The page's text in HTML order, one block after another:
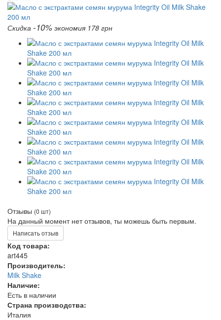
Скидка -10% экономия 178 грн
Отзывы (0 шт)
На данный момент нет отзывов, ты можешь быть первым.
Написать отзыв
Код товара:
art445
Производитель:
Milk Shake
Наличие:
Есть в наличии
Страна производства:
Италия